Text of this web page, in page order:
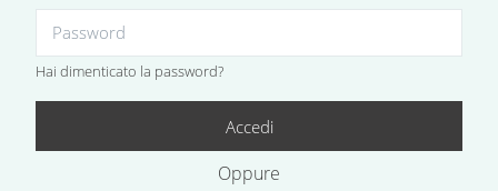
Hai dimenticato la password?
Accedi
Oppure